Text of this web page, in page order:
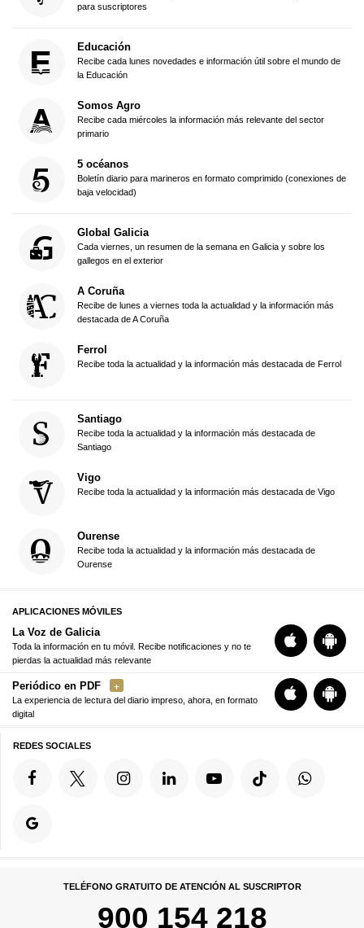
para suscriptores
Educación
Recibe cada lunes novedades e información útil sobre el mundo de
la Educación
Somos Agro
Recibe cada miércoles la información más relevante del sector
primario
5 océanos
Boletín diario para marineros en formato comprimido (conexiones de
baja velocidad)
Global Galicia
Cada viernes, un resumen de la semana en Galicia y sobre los
gallegos en el exterior
A Coruña
Recibe de lunes a viernes toda la actualidad y la información más
destacada de A Coruña
Ferrol
Recibe toda la actualidad y la información más destacada de Ferrol
Santiago
Recibe toda la actualidad y la información más destacada de
Santiago
Vigo
Recibe toda la actualidad y la información más destacada de Vigo
Ourense
Recibe toda la actualidad y la información más destacada de
Ourense
APLICACIONES MÓVILES
La Voz de Galicia
Toda la información en tu móvil. Recibe notificaciones y no te
pierdas la actualidad más relevante
Periódico en PDF
La experiencia de lectura del diario impreso, ahora, en formato
digital
REDES SOCIALES
TELÉFONO GRATUITO DE ATENCIÓN AL SUSCRIPTOR
900 154 218